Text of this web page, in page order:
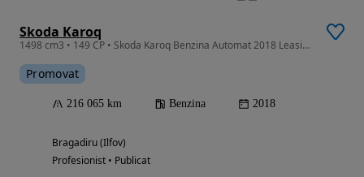
Skoda Karoq
1498 cm3 • 149 CP • Skoda Karoq Benzina Automat 2018 Leasing-Rate-Garantie TVA Deductibil
Promovat
216 065 km Benzina 2018
Bragadiru (Ilfov)
Profesionist • Publicat